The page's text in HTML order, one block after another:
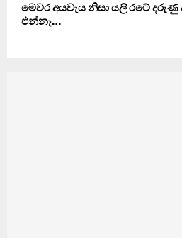
මෙවර අයවැය නිසා යලි රටේ
එන්නෑ…